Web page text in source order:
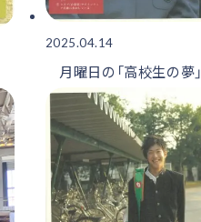
2025.04.14
月曜日の「高校生の夢」